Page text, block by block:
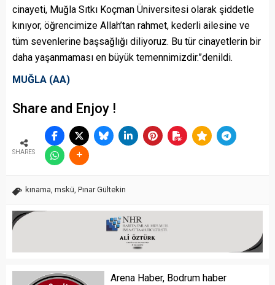
cinayeti, Muğla Sıtkı Koçman Üniversitesi olarak şiddetle
kınıyor, öğrencimize Allah’tan rahmet, kederli ailesine ve
tüm sevenlerine başsağlığı diliyoruz. Bu tür cinayetlerin bir
daha yaşanmaması en büyük temennimizdir.”denildi.
MUĞLA (AA)
Share and Enjoy !
SHARES
kınama mskü Pınar Gültekin
Arena Haber, Bodrum haber